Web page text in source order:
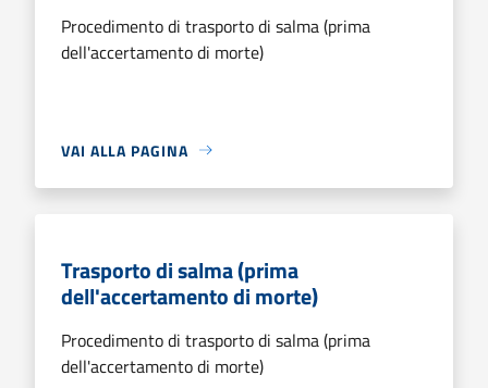
Procedimento di trasporto di salma (prima
dell'accertamento di morte)
VAI ALLA PAGINA
Trasporto di salma (prima
dell'accertamento di morte)
Procedimento di trasporto di salma (prima
dell'accertamento di morte)